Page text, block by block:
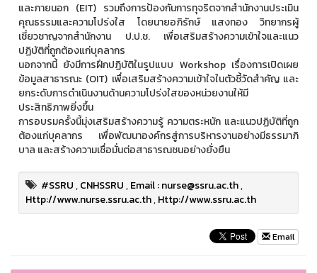
และภายนอก (EIT) รวมถึงการป้องกันการทุจริตจากสำนักงานประเมิน
คุณธรรมและความโปร่งใส โดยนายอภิรักษ์ แสงทอง วิทยากรผู้
เชี่ยวชาญจากสำนักงาน ป.ป.ช. เพื่อเสริมสร้างความเข้าใจและแนว
ปฏิบัติที่ถูกต้องแก่บุคลากร
นอกจากนี้ ยังมีการฝึกปฏิบัติในรูปแบบ Workshop เรื่องการเปิดเผย
ข้อมูลสาธารณะ (OIT) เพื่อเสริมสร้างความเข้าใจในตัวชี้วัดสำคัญ และ
ยกระดับการดำเนินงานด้านความโปร่งใสของหน่วยงานให้มี
ประสิทธิภาพยิ่งขึ้น
การอบรมครั้งนี้มุ่งเสริมสร้างความรู้ ความตระหนัก และแนวปฏิบัติที่ถูก
ต้องแก่บุคลากร เพื่อพัฒนาองค์กรสู่การบริหารงานอย่างมีธรรมาภิ
บาล และสร้างความเชื่อมั่นต่อสาธารณชนอย่างยั่งยืน
#SSRU,CNHSSRU,Email : nurse@ssru.ac.th,
Http://www.nurse.ssru.ac.th,Http://www.ssru.ac.th
Email